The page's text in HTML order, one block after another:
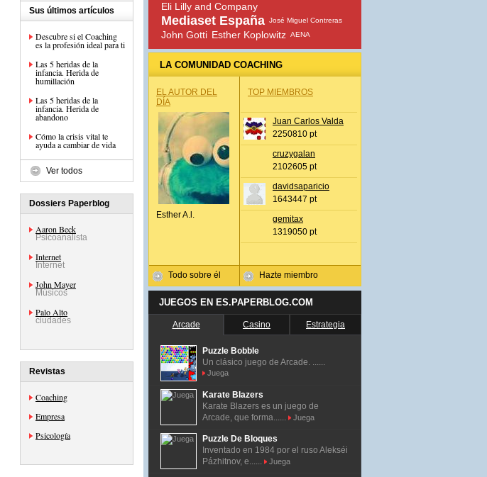
Sus últimos artículos
Descubre si el Coaching
es la profesión ideal para ti
Las 5 heridas de la
infancia. Herida de
humillación
Las 5 heridas de la
infancia. Herida de
abandono
Cómo la crisis vital te
ayuda a cambiar de vida
Ver todos
Dossiers Paperblog
Aaron Beck
Psicoanalista
Internet
Internet
John Mayer
Músicos
Palo Alto
ciudades
Revistas
Coaching
Empresa
Psicología
Eli Lilly and Company
Mediaset España José Miguel Contreras
John Gotti Esther Koplowitz AENA
LA COMUNIDAD COACHING
EL AUTOR DEL
DÍA
Esther A.l.
Todo sobre él
TOP MIEMBROS
Juan Carlos Valda
2250810 pt
cruzygalan
2102605 pt
davidsaparicio
1643447 pt
gemitax
1319050 pt
Hazte miembro
JUEGOS EN ES.PAPERBLOG.COM
Arcade Casino Estrategia
Puzzle Bobble
Un clásico juego de Arcade. ......
Juega
Karate Blazers
Karate Blazers es un juego de
Arcade, que forma......
Juega
Puzzle De Bloques
Inventado en 1984 por el ruso Alekséi
Pázhitnov, e......
Juega